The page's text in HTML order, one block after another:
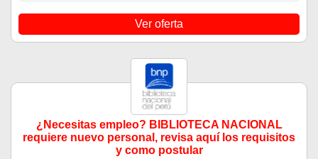
Ver oferta
¿Necesitas empleo? BIBLIOTECA NACIONAL
requiere nuevo personal, revisa aquí los requisitos
y como postular